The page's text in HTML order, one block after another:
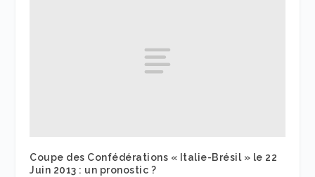
Coupe des Confédérations « Italie-Brésil » le 22
Juin 2013 : un pronostic ?